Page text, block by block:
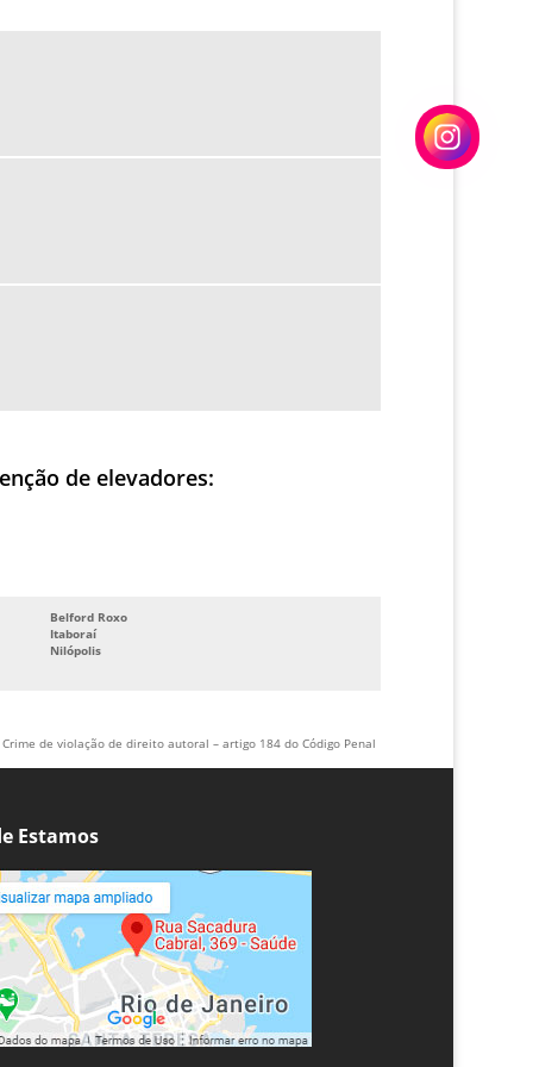
de elevadores:
Belford Roxo
Itaboraí
Nilópolis
de violação de direito autoral – artigo 184 do Código Penal
Estamos